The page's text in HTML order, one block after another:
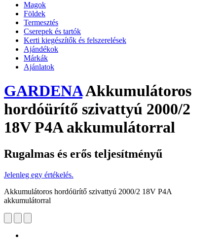
Magok
Földek
Termesztés
Cserepek és tartók
Kerti kiegészítők és felszerelések
Ajándékok
Márkák
Ajánlatok
GARDENAAkkumulátoros
hordóürítő szivattyú 2000/2
18V P4A akkumulátorral
Rugalmas és erős teljesítményű
Jelenleg egy értékelés.
Akkumulátoros hordóürítő szivattyú 2000/2 18V P4A
akkumulátorral